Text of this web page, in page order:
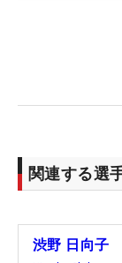
ロテスト」。
たが、中でも
関連する選
渋野 日向子